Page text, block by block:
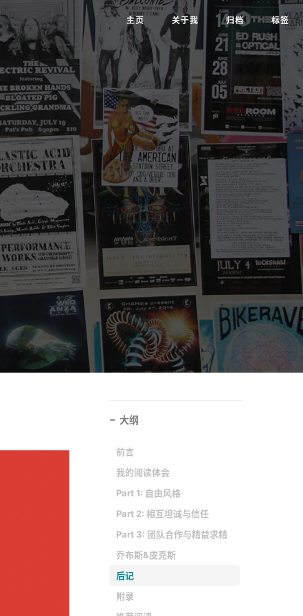
主页 关于我 归档 标签
大纲
前言
我的阅读体会
Part 1: 自由风格
Part 2: 相互坦诚与信任
Part 3: 团队合作与精益求精
乔布斯&皮克斯
后记
附录